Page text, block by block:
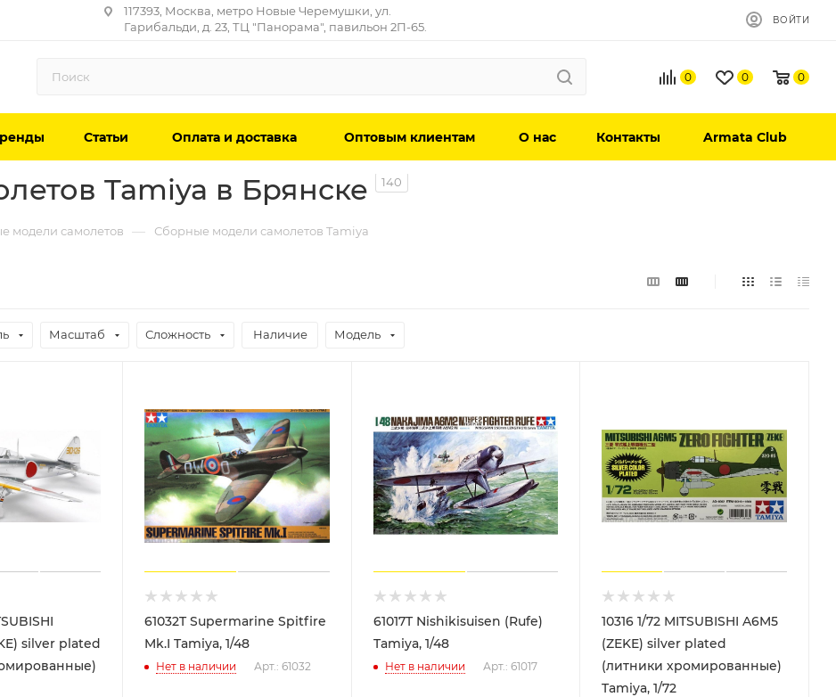
117393, Москва, метро Новые Черемушки, ул.
Гарибальди, д. 23, ТЦ "Панорама", павильон 2П-65.
ВОЙТИ
0 0 0
Статьи Оплата и доставка Оптовым клиентам О нас Контакты Armata Club
Tamiya в Брянске 140
модели самолетов — Сборные модели самолетов Tamiya
Масштаб Сложность Наличие Модель
silver plated
61032T Supermarine Spitfire
Mk.I Tamiya, 1/48
Нет в наличии Арт.: 61032
61017T Nishikisuisen (Rufe)
Tamiya, 1/48
Нет в наличии Арт.: 61017
10316 1/72 MITSUBISHI A6M5
(ZEKE) silver plated
(литники хромированные)
Tamiya, 1/72